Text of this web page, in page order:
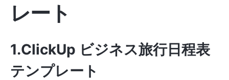
レート
1.ClickUp ビジネス旅行日程表
テンプレート